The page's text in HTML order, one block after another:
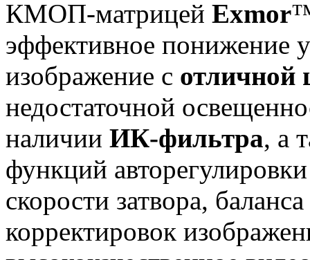
КМОП-матрицей Exmor
эффективное понижение
изображение с отличной
недостаточной
наличии ИК-фильтра, а
функций
скорости затвора,
корректировок